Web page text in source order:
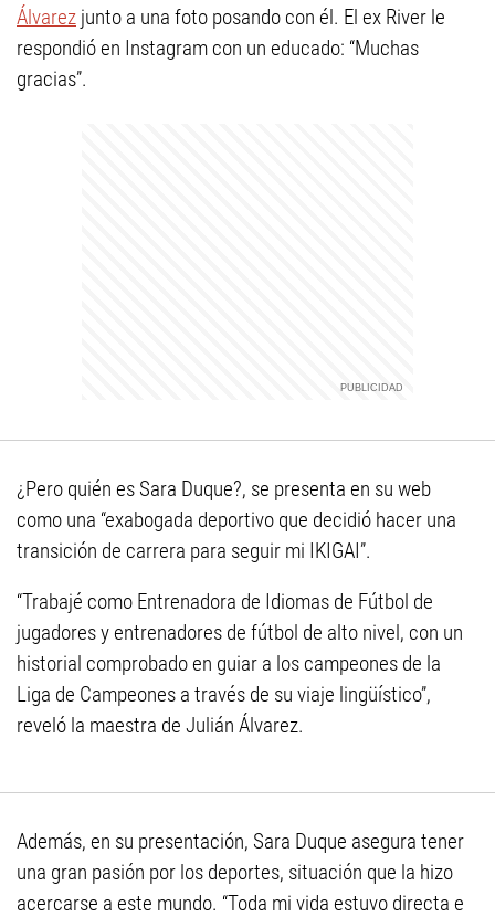
Álvarez junto a una foto posando con él. El ex River le
respondió en Instagram con un educado: “Muchas
gracias”.
¿Pero quién es Sara Duque?, se presenta en su web
como una “exabogada deportivo que decidió hacer una
transición de carrera para seguir mi IKIGAI”.
“Trabajé como Entrenadora de Idiomas de Fútbol de
jugadores y entrenadores de fútbol de alto nivel, con un
historial comprobado en guiar a los campeones de la
Liga de Campeones a través de su viaje lingüístico”,
reveló la maestra de Julián Álvarez.
Además, en su presentación, Sara Duque asegura tener
una gran pasión por los deportes, situación que la hizo
acercarse a este mundo. “Toda mi vida estuvo directa e